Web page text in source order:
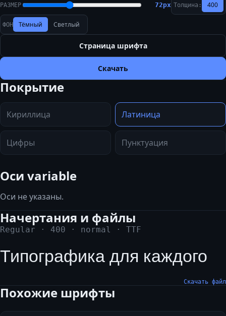
РАЗМЕР 72px Толщина: 400
ФОН Тёмный Светлый
Страница шрифта
Скачать
Покрытие
Кириллица Латиница
Цифры Пунктуация
Оси variable
Оси не указаны.
Начертания и файлы
Regular · 400 · normal · TTF
Типографика для каждого
Скачать файл
Похожие шрифты